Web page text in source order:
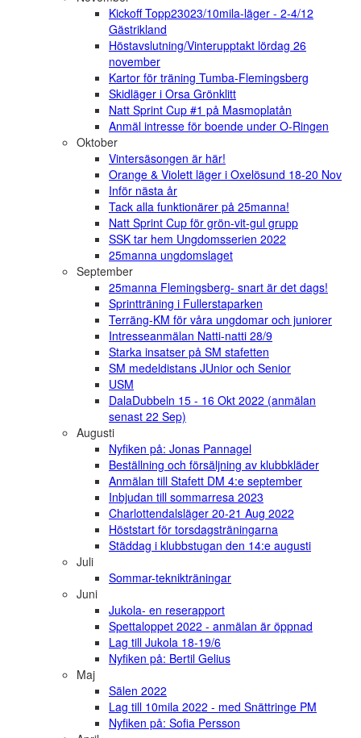
Kickoff Topp23023/10mila-läger - 2-4/12
Gästrikland
Höstavslutning/Vinterupptakt lördag 26
november
Kartor för träning Tumba-Flemingsberg
Skidläger i Orsa Grönklitt
Natt Sprint Cup #1 på Masmoplatån
Anmäl intresse för boende under O-Ringen
Oktober
Vintersäsongen är här!
Orange & Violett läger i Oxelösund 18-20 Nov
Inför nästa år
Tack alla funktionärer på 25manna!
Natt Sprint Cup för grön-vit-gul grupp
SSK tar hem Ungdomsserien 2022
25manna ungdomslaget
September
25manna Flemingsberg- snart är det dags!
Sprintträning i Fullerstaparken
Terräng-KM för våra ungdomar och juniorer
Intresseanmälan Natti-natti 28/9
Starka insatser på SM stafetten
SM medeldistans JUnior och Senior
USM
DalaDubbeln 15 - 16 Okt 2022 (anmälan
senast 22 Sep)
Augusti
Nyfiken på: Jonas Pannagel
Beställning och försäljning av klubbkläder
Anmälan till Stafett DM 4:e september
Inbjudan till sommarresa 2023
Charlottendalsläger 20-21 Aug 2022
Höststart för torsdagsträningarna
Städdag i klubbstugan den 14:e augusti
Juli
Sommar-teknikträningar
Juni
Jukola- en reserapport
Spettaloppet 2022 - anmälan är öppnad
Lag till Jukola 18-19/6
Nyfiken på: Bertil Gelius
Maj
Sälen 2022
Lag till 10mila 2022 - med Snättringe PM
Nyfiken på: Sofia Persson